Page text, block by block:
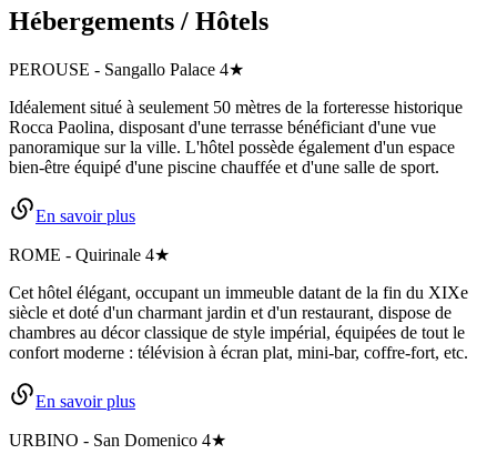
Hébergements / Hôtels
PEROUSE - Sangallo Palace 4★
Idéalement situé à seulement 50 mètres de la forteresse historique
Rocca Paolina, disposant d'une terrasse bénéficiant d'une vue
panoramique sur la ville. L'hôtel possède également d'un espace
bien-être équipé d'une piscine chauffée et d'une salle de sport.
En savoir plus
ROME - Quirinale 4★
Cet hôtel élégant, occupant un immeuble datant de la fin du XIXe
siècle et doté d'un charmant jardin et d'un restaurant, dispose de
chambres au décor classique de style impérial, équipées de tout le
confort moderne : télévision à écran plat, mini-bar, coffre-fort, etc.
En savoir plus
URBINO - San Domenico 4★